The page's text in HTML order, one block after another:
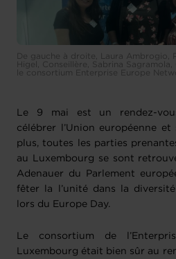
De gauche à droite, Laura Ambrogio,
Higel, Conseillère, Sabrina
le consortium Enterprise Europe
Le 9 mai est un rendez-
célébrer l’Union européenne
plus, toutes les parties
au Luxembourg se sont
Adenauer du Parlement
fêter la l’unité dans la
lors du Europe Day.
Le consortium de
Luxembourg était bien sûr au